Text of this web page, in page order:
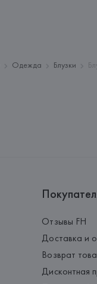
Одежда Блузки
Отзывы FH
Доставка и
Возврат
Дисконтная